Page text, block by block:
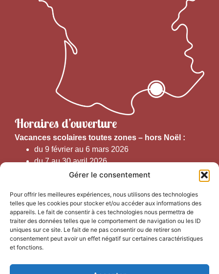
Gérer le consentement
Pour offrir les meilleures expériences, nous utilisons des technologies
telles que les cookies pour stocker et/ou accéder aux informations des
appareils. Le fait de consentir à ces technologies nous permettra de
traiter des données telles que le comportement de navigation ou les ID
uniques sur ce site. Le fait de ne pas consentir ou de retirer son
consentement peut avoir un effet négatif sur certaines caractéristiques
et fonctions.
Horaires d’ouverture
Vacances scolaires toutes zones – hors Noël :
du 9 février au 6 mars 2026
du 7 au 30 avril 2026
du 1er juin au 30 septembre 2026
Horaires d’ouverture au public :
Du 1er septembre au 30 juin 2026 (hors juillet et août)
du lundi au vendredi de 9h50 à 12h30 et de